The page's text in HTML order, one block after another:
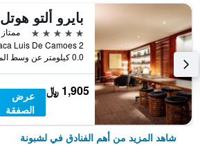
بايرو ألتو هوتل
5 نجوم
ممتاز 9.3
0.0 كيلومتر عن وسط المدينة
1,905 ﷼
عرض
الصفقة
شاهد المزيد من أهم الفنادق في لشبونة